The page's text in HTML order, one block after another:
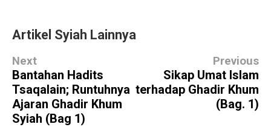
Artikel Syiah Lainnya
Next
Bantahan Hadits
Tsaqalain; Runtuhnya
Ajaran Ghadir Khum
Syiah (Bag 1)
Previous
Sikap Umat Islam
terhadap Ghadir Khum
(Bag. 1)